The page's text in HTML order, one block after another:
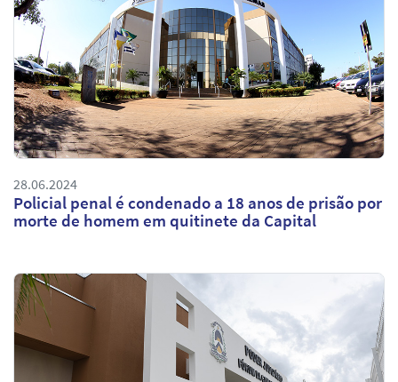
28.06.2024
Policial penal é condenado a 18 anos de prisão por
morte de homem em quitinete da Capital